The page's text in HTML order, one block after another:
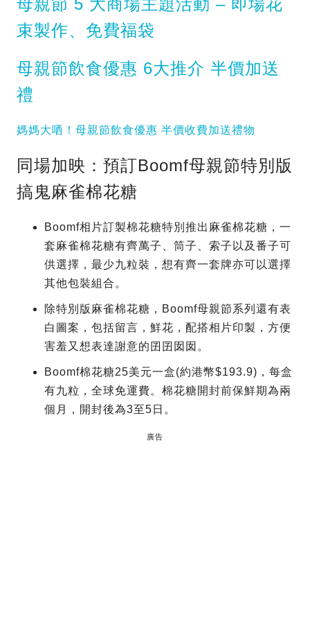
母親節 5 大商場主題活動 – 即場花
束製作、免費福袋
母親節飲食優惠 6大推介 半價加送
禮
媽媽大哂！母親節飲食優惠 半價收費加送禮物
同場加映：預訂Boomf母親節特別版
搞鬼麻雀棉花糖
Boomf相片訂製棉花糖特別推出麻雀棉花糖，一
套麻雀棉花糖有齊萬子、筒子、索子以及番子可
供選擇，最少九粒裝，想有齊一套牌亦可以選擇
其他包裝組合。
除特別版麻雀棉花糖，Boomf母親節系列還有表
白圖案，包括留言，鮮花，配搭相片印製，方便
害羞又想表達謝意的囝囝囡囡。
Boomf棉花糖25美元一盒(約港幣$193.9)，每盒
有九粒，全球免運費。棉花糖開封前保鮮期為兩
個月，開封後為3至5日。
廣告